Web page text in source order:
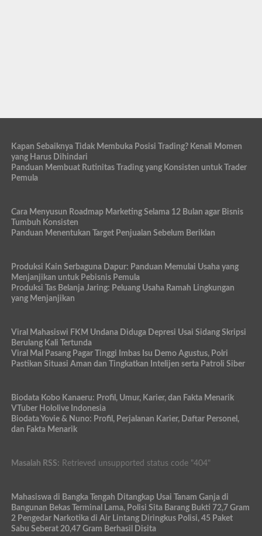
Kapan Sebaiknya Tidak Membuka Posisi Trading? Kenali Momen
yang Harus Dihindari
Panduan Membuat Rutinitas Trading yang Konsisten untuk Trader
Pemula
Cara Menyusun Roadmap Marketing Selama 12 Bulan agar Bisnis
Tumbuh Konsisten
Panduan Menentukan Target Penjualan Sebelum Beriklan
Produksi Kain Serbaguna Dapur: Panduan Memulai Usaha yang
Menjanjikan untuk Pebisnis Pemula
Produksi Tas Belanja Jaring: Peluang Usaha Ramah Lingkungan
yang Menjanjikan
Viral Mahasiswi FKM Undana Diduga Depresi Usai Sidang Skripsi
Berulang Kali Tertunda
Viral Mal Pasang Pagar Tinggi Imbas Isu Demo Agustus, Polri
Pastikan Situasi Aman dan Tingkatkan Intelijen serta Patroli Siber
Biodata Kobo Kanaeru: Profil, Umur, Karier, dan Fakta Menarik
VTuber Hololive Indonesia
Biodata Yovie & Nuno: Profil, Perjalanan Karier, Daftar Personel,
dan Fakta Menarik
Masalah RSS: Retrieved unsupported status code "404"
Mahasiswa di Bangka Tengah Ditangkap Usai Tanam Ganja di
Bangunan Bekas Terminal Lama, Polisi Sita Barang Bukti 72,7 Gram
2 Pengedar Narkotika di Air Lintang Diringkus Polisi, 45 Paket
Sabu Seberat 20,47 Gram Berhasil Disita